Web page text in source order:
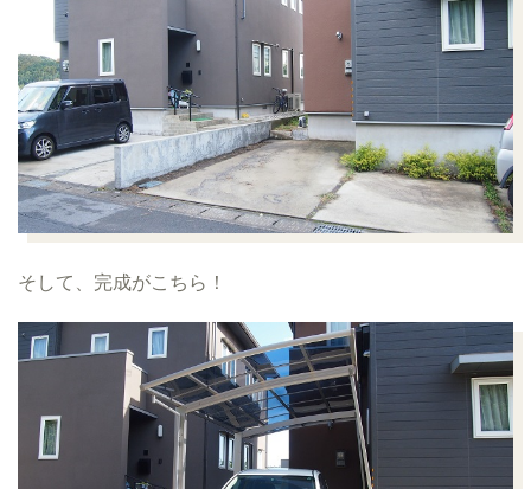
そして、完成がこちら！